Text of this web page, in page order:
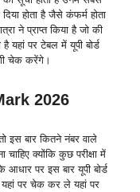
होता है जैसे कंफर्म होता
ने प्राप्त किया है जो की
यहां पर टेबल में यूपी बोर्ड
चेक करेंगे।
2026
इस बार कितने नंबर वाले
चाहिए क्योंकि कुछ परीक्षा में
पर इस बार यूपी बोर्ड
यहां पर चेक कर ले यहां पर